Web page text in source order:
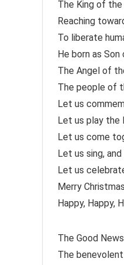
The King of
Reaching
To liberate
He born as Son
The Angel of
The people of
Let us
Let us play the
Let us come
Let us sing,
Let us
Merry
Happy, Happy,
The Good
The